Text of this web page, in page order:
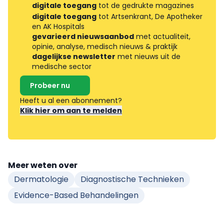
digitale toegang tot de gedrukte magazines
digitale toegang tot Artsenkrant, De Apotheker
en AK Hospitals
gevarieerd nieuwsaanbod met actualiteit,
opinie, analyse, medisch nieuws & praktijk
dagelijkse newsletter met nieuws uit de
medische sector
Probeer nu
Heeft u al een abonnement?
Klik hier om aan te melden
Meer weten over
Dermatologie
Diagnostische Technieken
Evidence-Based Behandelingen